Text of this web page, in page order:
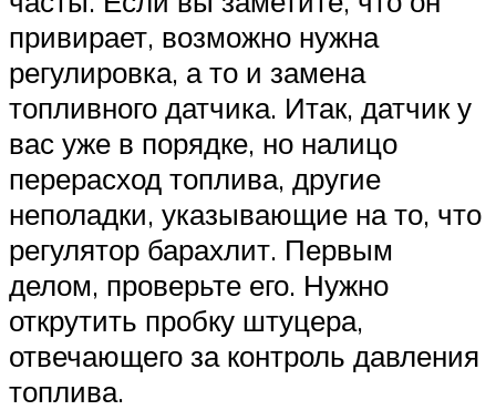
привирает, возможно нужна
регулировка, а то и замена
топливного датчика. Итак, датчик у
вас уже в порядке, но налицо
перерасход топлива, другие
неполадки, указывающие на то, что
регулятор барахлит. Первым
делом, проверьте его. Нужно
открутить пробку штуцера,
отвечающего за контроль давления
топлива.